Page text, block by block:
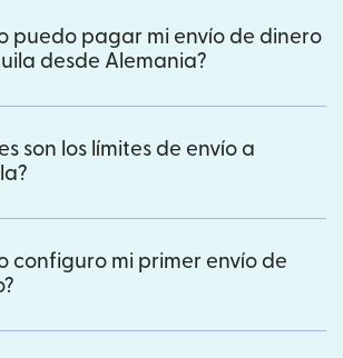
puedo pagar mi envío de dinero
desde Alemania?
son los límites de envío a
configuro mi primer envío de